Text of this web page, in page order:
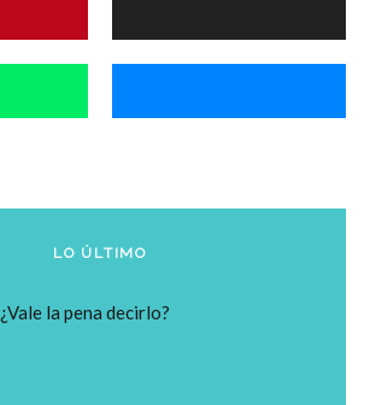
LO ÚLTIMO
¿Vale la pena decirlo?